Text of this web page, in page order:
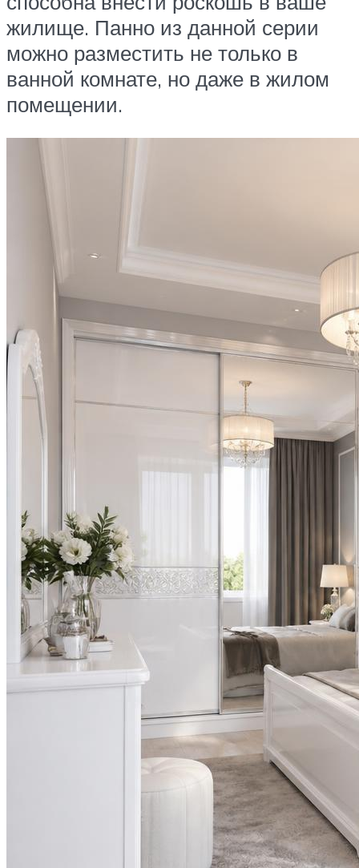
жилище. Панно из данной серии
можно разместить не только в
ванной комнате, но даже в жилом
помещении.